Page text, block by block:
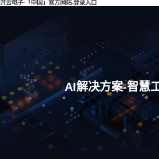
开云电子·「中国」官方网站-登录入口
AI解决方案-智慧